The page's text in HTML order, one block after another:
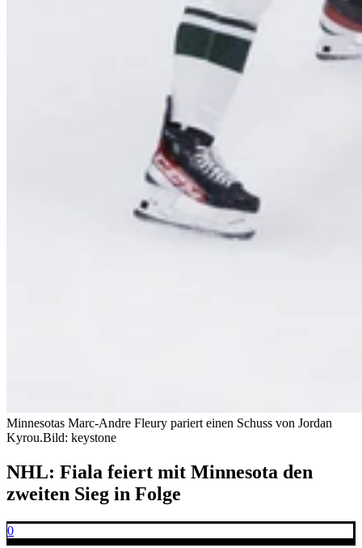
Minnesotas Marc-Andre Fleury pariert einen Schuss von Jordan
Kyrou.Bild: keystone
NHL: Fiala feiert mit Minnesota den
zweiten Sieg in Folge
0